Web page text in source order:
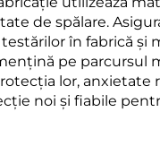
de spălare.
în fabrică și
pe parcursul
lor, anxietate
noi și fiabile